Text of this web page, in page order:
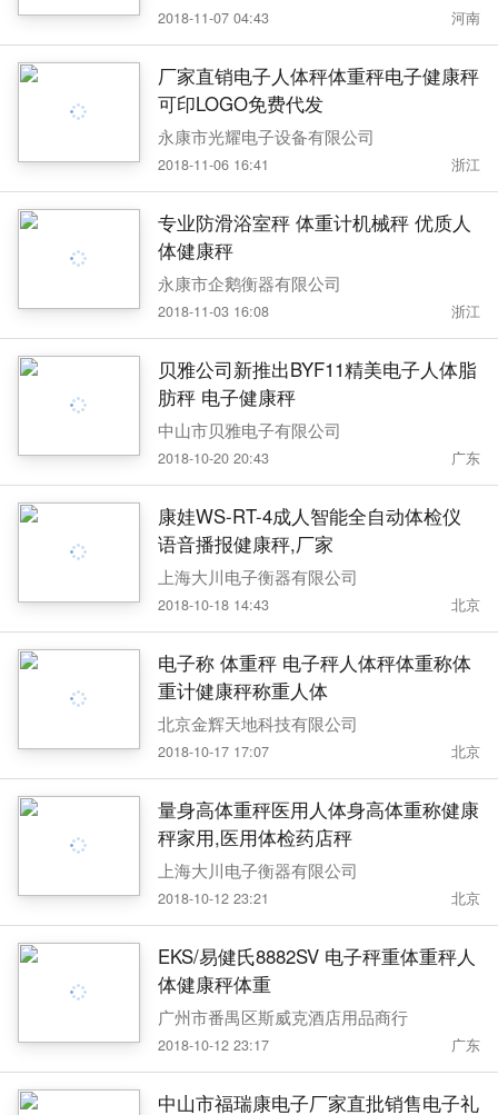
2018-11-07 04:43 河南
厂家直销电子人体秤体重秤电子健康秤
可印LOGO免费代发
永康市光耀电子设备有限公司
2018-11-06 16:41 浙江
专业防滑浴室秤 体重计机械秤 优质人
体健康秤
永康市企鹅衡器有限公司
2018-11-03 16:08 浙江
贝雅公司新推出BYF11精美电子人体脂
肪秤 电子健康秤
中山市贝雅电子有限公司
2018-10-20 20:43 广东
康娃WS-RT-4成人智能全自动体检仪
语音播报健康秤,厂家
上海大川电子衡器有限公司
2018-10-18 14:43 北京
电子称 体重秤 电子秤人体秤体重称体
重计健康秤称重人体
北京金辉天地科技有限公司
2018-10-17 17:07 北京
量身高体重秤医用人体身高体重称健康
秤家用,医用体检药店秤
上海大川电子衡器有限公司
2018-10-12 23:21 北京
EKS/易健氏8882SV 电子秤重体重秤人
体健康秤体重
广州市番禺区斯威克酒店用品商行
2018-10-12 23:17 广东
中山市福瑞康电子厂家直批销售电子礼